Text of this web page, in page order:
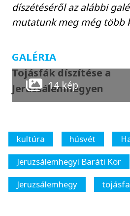
díszétéséről az alábbi
mutatunk meg még több
GALÉRIA
Tojásfák díszítése a
Jeruzsálemhegyen
14 kép
kultúra húsvét
Jeruzsálemhegyi Baráti Kör
Jeruzsálemhegy
tojásfa